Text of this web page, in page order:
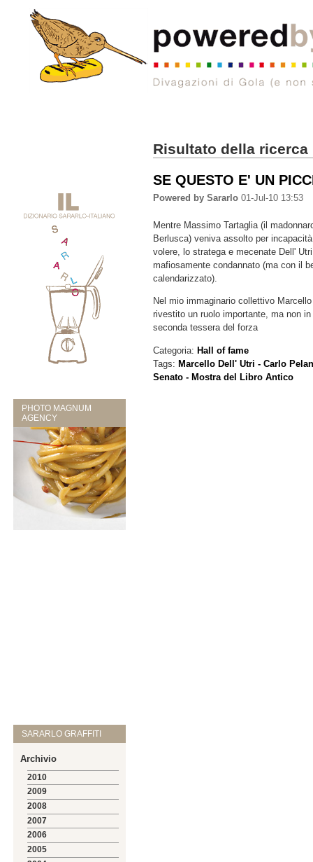
PHOTO MAGNUM
AGENCY
SARARLO GRAFFITI
Archivio
2010
2009
2008
2007
2006
2005
Risultato della ricerca
SE QUESTO E' UN
Powered by Sararlo 01-Jul-10 13:53
Mentre Massimo Tartaglia (il
Berlusca) veniva assolto per
volere, lo stratega e mecenate Dell'
mafiosamente condannato (ma con il
calendarizzato).
Nel mio immaginario collettivo
rivestito un ruolo importante, ma non
seconda tessera del forza
Categoria:Hall of fame
Tags:Marcello Dell' Utri - Carlo
Senato - Mostra del Libro Antico